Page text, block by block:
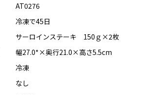
AT0276
冷凍で45日
サーロインステーキ 150ｇ×2枚
幅27.0*×奥行21.0×高さ5.5cm
冷凍
なし